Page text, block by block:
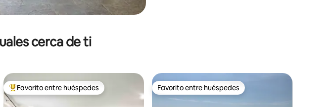
cerca de ti
Favorito entre huéspedes preferido
Favorito entre huéspedes Favorito entre huéspedes
Favorito entre huéspedes